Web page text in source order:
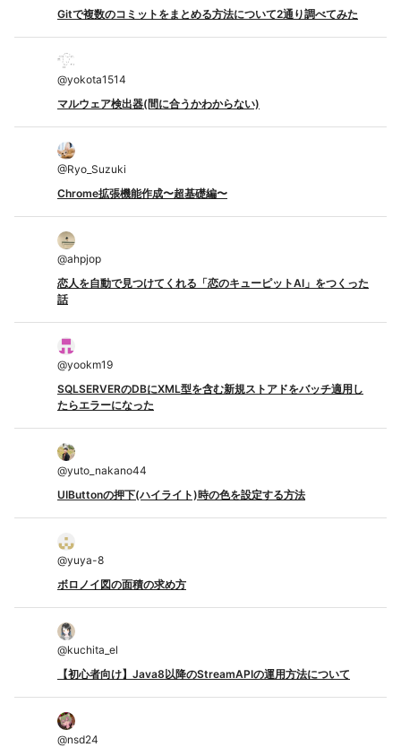
Gitで複数のコミットをまとめる方法について2通り調べてみた
@yokota1514
マルウェア検出器(間に合うかわからない)
@Ryo_Suzuki
Chrome拡張機能作成〜超基礎編〜
@ahpjop
恋人を自動で見つけてくれる「恋のキューピットAI」をつくった
話
@yookm19
SQLSERVERのDBにXML型を含む新規ストアドをバッチ適用し
たらエラーになった
@yuto_nakano44
UIButtonの押下(ハイライト)時の色を設定する方法
@yuya-8
ボロノイ図の面積の求め方
@kuchita_el
【初心者向け】Java8以降のStreamAPIの運用方法について
@nsd24